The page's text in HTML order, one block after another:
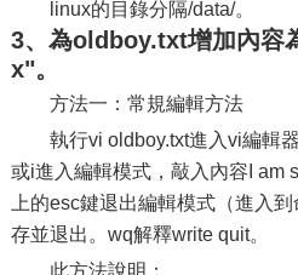
linux的目錄分隔/data/。
3、為oldboy.txt增加內
x"。
方法一：常規編輯方法
執行vi oldboy.txt進入vi編輯
或i進入編輯模式，敲入內容I am
上的esc鍵退出編輯模式（進入
存並退出。wq解釋write quit。
此方法說明：